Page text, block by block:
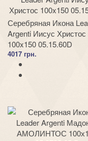
Серебряная Икона
Argenti Иисус Христос
100x150 05.15.60D
4017 грн.